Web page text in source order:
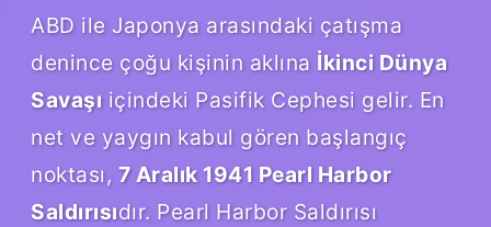
ABD ile Japonya arasındaki çatışma
denince çoğu kişinin aklına İkinci Dünya
Savaşıiçindeki Pasifik Cephesi gelir. En
net ve yaygın kabul gören başlangıç
noktası, 7 Aralık 1941 Pearl Harbor
Saldırısıdır. Pearl Harbor Saldırısı